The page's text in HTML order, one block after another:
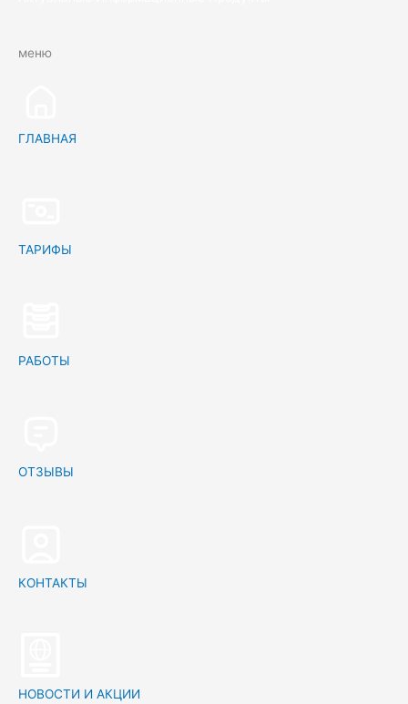
меню
ГЛАВНАЯ
ТАРИФЫ
РАБОТЫ
ОТЗЫВЫ
КОНТАКТЫ
НОВОСТИ И АКЦИИ